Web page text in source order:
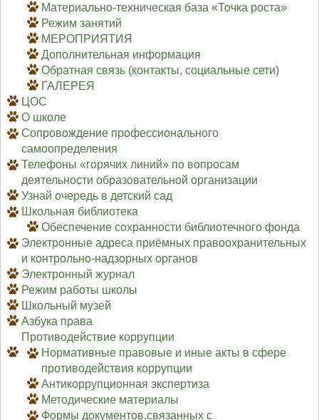
Материально-техническая база «Точка роста»
Режим занятий
МЕРОПРИЯТИЯ
Дополнительная информация
Обратная связь (контакты, социальные сети)
ГАЛЕРЕЯ
ЦОС
О школе
Сопровождение профессионального
самоопределения
Телефоны «горячих линий» по вопросам
деятельности образовательной организации
Узнай очередь в детский сад
Школьная библиотека
Обеспечение сохранности библиотечного фонда
Электронные адреса приёмных правоохранительных
и контрольно-надзорных органов
Электронный журнал
Режим работы школы
Школьный музей
Азбука права
Противодействие коррупции
Нормативные правовые и иные акты в сфере
противодействия коррупции
Антикоррупционная экспертиза
Методические материалы
Формы документов,связанных с